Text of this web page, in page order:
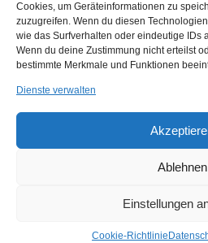
Cookies, um Geräteinformationen zu
zuzugreifen. Wenn du diesen
wie das Surfverhalten oder eindeutige IDs
Wenn du deine Zustimmung nicht erteilst
bestimmte Merkmale und Funktionen
Dienste verwalten
Ablehnen
Einstellungen
Cookie-Richtlinie
Wärmetechnik
Klimatechnik
Heizung/Wärmepumpe